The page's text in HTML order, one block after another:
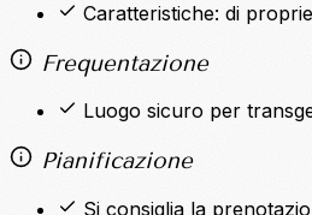
Caratteristiche: di
Frequentazione
Luogo sicuro per
Pianificazione
Si consiglia la